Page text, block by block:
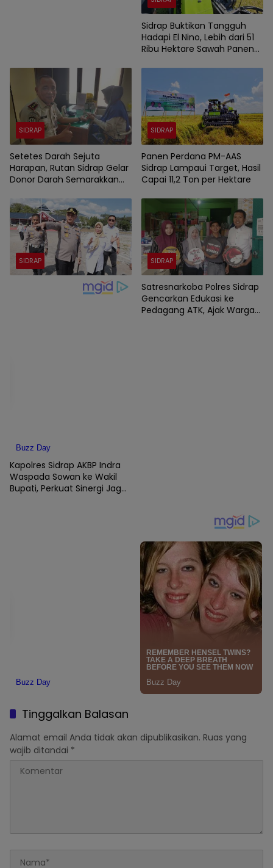
Sidrap Buktikan Tangguh
Hadapi El Nino, Lebih dari 51
Ribu Hektare Sawah Panen
SIDRAP
Setetes Darah Sejuta
Harapan, Rutan Sidrap Gelar
Donor Darah Semarakkan
SIDRAP
Panen Perdana PM-AAS
Sidrap Lampaui Target, Hasil
Capai 11,2 Ton per Hektare
SIDRAP
Kapolres Sidrap AKBP Indra
Waspada Sowan ke Wakil
Bupati, Perkuat Sinergi Jaga
SIDRAP
Satresnarkoba Polres Sidrap
Gencarkan Edukasi ke
Pedagang ATK, Ajak Warga
Tinggalkan Balasan
Alamat email Anda tidak akan dipublikasikan. Ruas yang
wajib ditandai *